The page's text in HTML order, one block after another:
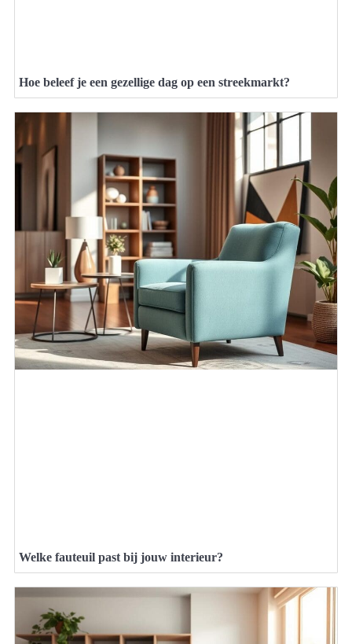
Hoe beleef je een gezellige dag op een streekmarkt?
Welke fauteuil past bij jouw interieur?